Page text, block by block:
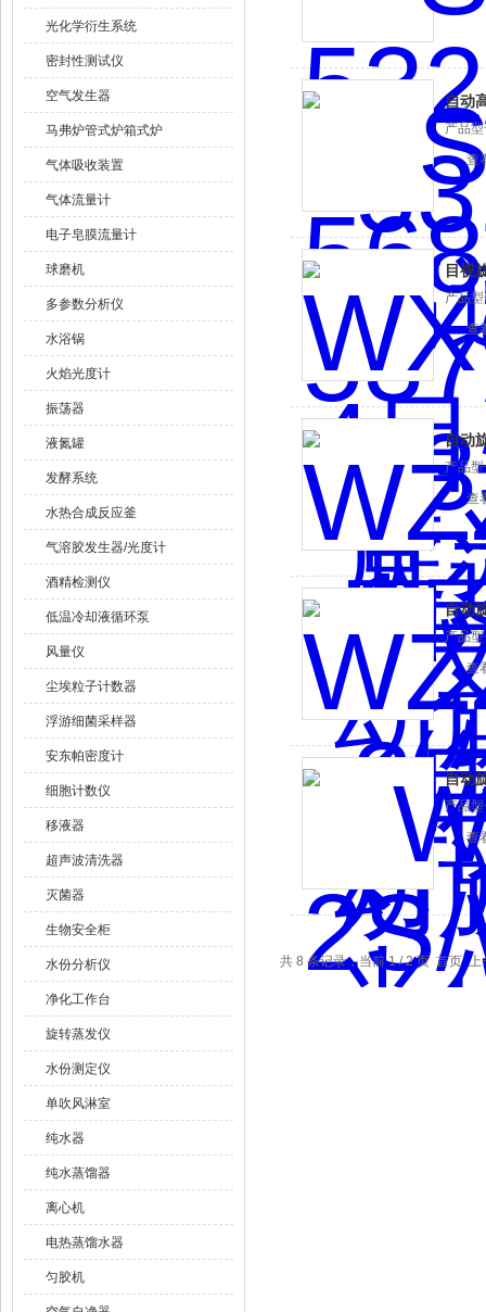
光化学衍生系统
密封性测试仪
空气发生器
马弗炉管式炉箱式炉
气体吸收装置
气体流量计
电子皂膜流量计
球磨机
多参数分析仪
水浴锅
火焰光度计
振荡器
液氮罐
发酵系统
水热合成反应釜
气溶胶发生器/光度计
酒精检测仪
低温冷却液循环泵
风量仪
尘埃粒子计数器
浮游细菌采样器
安东帕密度计
细胞计数仪
移液器
超声波清洗器
灭菌器
生物安全柜
水份分析仪
净化工作台
旋转蒸发仪
水份测定仪
单吹风淋室
纯水器
纯水蒸馏器
离心机
电热蒸馏水器
匀胶机
自动
产品
查
目视
产品
查
自动
产品型
查
自动
产品
查
自动
产品
查
共 8 条记录，当前 1 / 2 页 首页